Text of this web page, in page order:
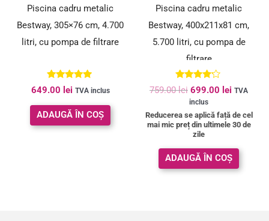
Piscina cadru metalic
Bestway, 305×76 cm, 4.700
litri, cu pompa de filtrare
Evaluat la
4.80
din 5
649.00 lei TVA inclus
ADAUGĂ ÎN COȘ
Piscina cadru metalic
Bestway, 400x211x81 cm,
5.700 litri, cu pompa de
filtrare
Evaluat la
4.00
din 5
759.00lei 699.00 lei TVA
inclus
Reducerea se aplică față de cel
mai mic preț din ultimele 30 de
zile
ADAUGĂ ÎN COȘ